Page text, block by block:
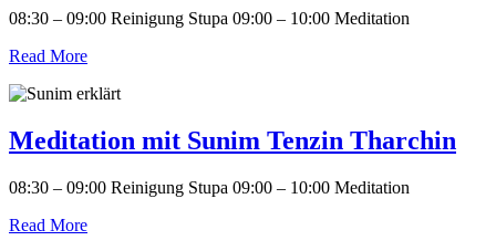
08:30 – 09:00 Reinigung Stupa 09:00 – 10:00 Meditation
Read More
Meditation mit Sunim Tenzin Tharchin
08:30 – 09:00 Reinigung Stupa 09:00 – 10:00 Meditation
Read More